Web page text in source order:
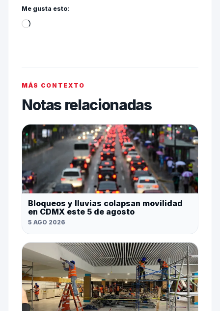
Me gusta esto:
MÁS CONTEXTO
Notas relacionadas
Bloqueos y lluvias colapsan movilidad
en CDMX este 5 de agosto
5 AGO 2026